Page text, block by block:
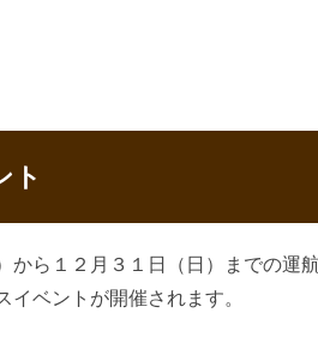
ト
から１２月３１日（日）までの運
ベントが開催されます。